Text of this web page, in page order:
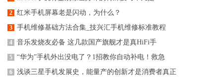
2 红米手机屏幕老是闪动，为什么？
3 手机维修基础方法合集_技兴汇手机维修标准教程
4 音乐发烧友必备 这几款国产旗舰才是真HiFi手
5 “华为”手机外出没电了？1招教你自动补电！救急
6 浅谈三星手机发展史，能量产的创新才是消费者真正